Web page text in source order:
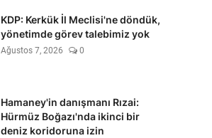
KDP: Kerkük İl Meclisi'ne döndük,
yönetimde görev talebimiz yok
Ağustos 7, 2026 0
Hamaney'in danışmanı Rızai:
Hürmüz Boğazı'nda ikinci bir
deniz koridoruna izin